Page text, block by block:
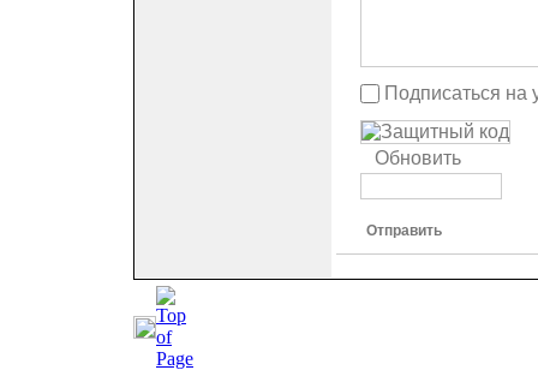
Подписаться
Обновить
Отправить